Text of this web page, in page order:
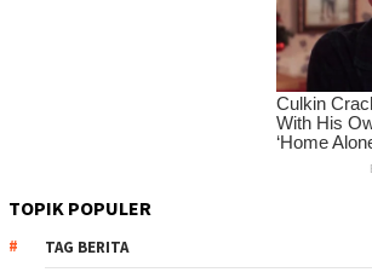
TOPIK POPULER
TAG BERITA